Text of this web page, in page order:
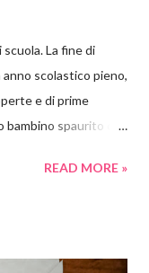
La fine di
scolastico pieno,
e di prime
bambino spaurito con
che ha
READ MORE »